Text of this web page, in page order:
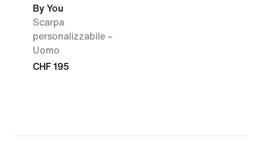
By You
Scarpa
personalizzabile –
Uomo
CHF 195